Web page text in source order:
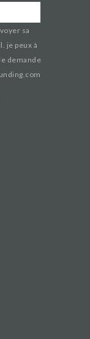
sa
je peux à
demande